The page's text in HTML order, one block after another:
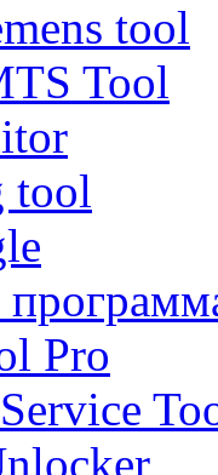
tool
Tool
tool
Pro